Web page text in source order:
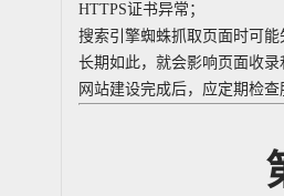
HTTPS证书异常；
搜索引擎蜘蛛抓取页面时可能
长期如此，就会影响页面收录
网站建设完成后，应定期检